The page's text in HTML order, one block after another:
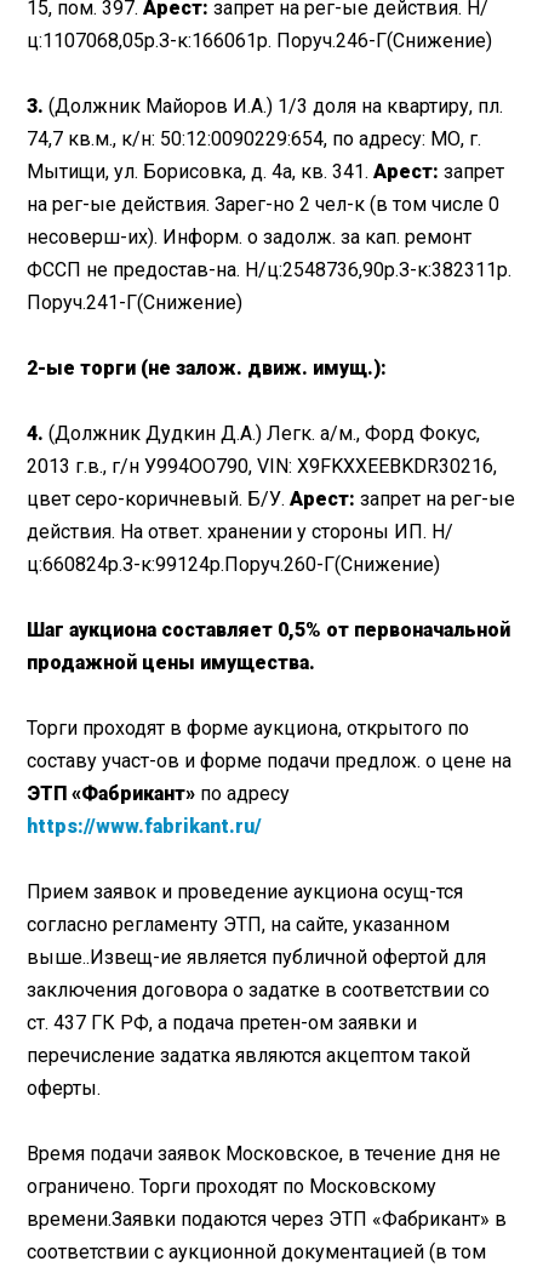
15, пом. 397. Арест: запрет на рег-ые действия. Н/
ц:1107068,05р.З-к:166061р. Поруч.246-Г(Снижение)
3.(Должник Майоров И.А.) 1/3 доля на квартиру, пл.
74,7 кв.м., к/н: 50:12:0090229:654, по адресу: МО, г.
Мытищи, ул. Борисовка, д. 4а, кв. 341. Арест:запрет
на рег-ые действия. Зарег-но 2 чел-к (в том числе 0
несоверш-их). Информ. о задолж. за кап. ремонт
ФССП не предостав-на. Н/ц:2548736,90р.З-к:382311р.
Поруч.241-Г(Снижение)
2-ые торги (не залож. движ. имущ.):
4.(Должник Дудкин Д.А.) Легк. а/м., Форд Фокус,
2013 г.в., г/н У994ОО790, VIN: X9FKXXEEBKDR30216,
цвет серо-коричневый. Б/У. Арест:запрет на рег-ые
действия. На ответ. хранении у стороны ИП. Н/
ц:660824р.З-к:99124р.Поруч.260-Г(Снижение)
Шаг аукциона составляет 0,5% от первоначальной
продажной цены имущества.
Торги проходят в форме аукциона, открытого по
составу участ-ов и форме подачи предлож. о цене на
ЭТП «Фабрикант» по адресу
https://www.fabrikant.ru/
Прием заявок и проведение аукциона осущ-тся
согласно регламенту ЭТП, на сайте, указанном
выше..Извещ-ие является публичной офертой для
заключения договора о задатке в соответствии со
ст. 437 ГК РФ, а подача претен-ом заявки и
перечисление задатка являются акцептом такой
оферты.
Время подачи заявок Московское, в течение дня не
ограничено. Торги проходят по Московскому
времени.Заявки подаются через ЭТП «Фабрикант» в
соответствии с аукционной документацией (в том